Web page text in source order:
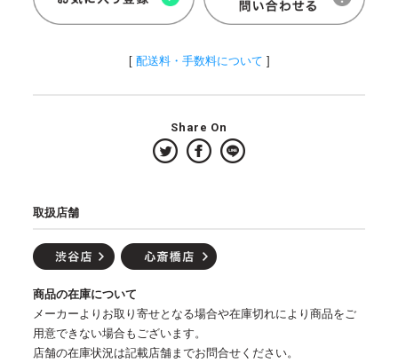
[ 配送料・手数料について ]
Share On
取扱店舗
商品の在庫について
メーカーよりお取り寄せとなる場合や在庫切れにより商品をご
用意できない場合もございます。
店舗の在庫状況は記載店舗までお問合せください。